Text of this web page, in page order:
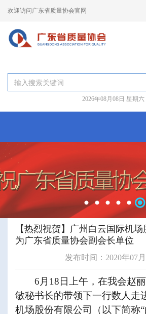
欢迎访问广东省质量协会官网
2026年08月08日 星
【热烈祝贺】广州白云国际机
为广东省质量协会副会长单位
发布时间：2020年07月
6 月 18 日上午，在我会赵
敏秘书长的带领下一行数人走
机场股份有限公司（以下简称“